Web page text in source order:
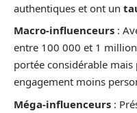
authentiques et ont un
Macro-influenceurs :
entre 100 000 et 1
portée considérable mais
engagement moins
Méga-influenceurs :